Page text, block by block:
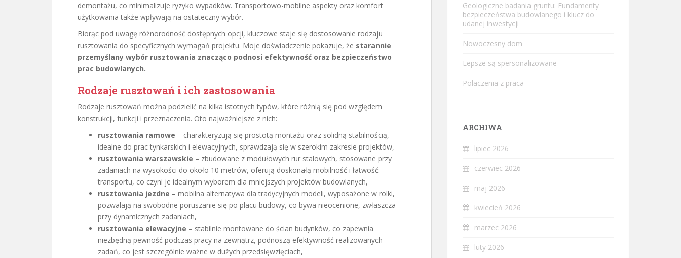
demontażu, co minimalizuje ryzyko wypadków. Transportowo-mobilne aspekty oraz komfort
użytkowania także wpływają na ostateczny wybór.
Biorąc pod uwagę różnorodność dostępnych opcji, kluczowe staje się dostosowanie rodzaju
rusztowania do specyficznych wymagań projektu. Moje doświadczenie pokazuje, że starannie
przemyślany wybór rusztowania znacząco podnosi efektywność oraz bezpieczeństwo
prac budowlanych.
Rodzaje rusztowań i ich zastosowania
Rodzaje rusztowań można podzielić na kilka istotnych typów, które różnią się pod względem
konstrukcji, funkcji i przeznaczenia. Oto najważniejsze z nich:
rusztowania ramowe – charakteryzują się prostotą montażu oraz solidną stabilnością,
idealne do prac tynkarskich i elewacyjnych, sprawdzają się w szerokim zakresie projektów,
rusztowania warszawskie – zbudowane z modułowych rur stalowych, stosowane przy
zadaniach na wysokości do około 10 metrów, oferują doskonałą mobilność i łatwość
transportu, co czyni je idealnym wyborem dla mniejszych projektów budowlanych,
rusztowania jezdne – mobilna alternatywa dla tradycyjnych modeli, wyposażone w rolki,
pozwalają na swobodne poruszanie się po placu budowy, co bywa nieocenione, zwłaszcza
przy dynamicznych zadaniach,
rusztowania elewacyjne – stabilnie montowane do ścian budynków, co zapewnia
niezbędną pewność podczas pracy na zewnątrz, podnoszą efektywność realizowanych
zadań, co jest szczególnie ważne w dużych przedsięwzięciach,
Geologiczne badania gruntu: Fundamenty
bezpieczeństwa budowlanego i klucz do
udanej inwestycji
Nowoczesny dom
Lepsze są spersonalizowane
Polaczenia z praca
ARCHIWA
lipiec 2026
czerwiec 2026
maj 2026
kwiecień 2026
marzec 2026
luty 2026